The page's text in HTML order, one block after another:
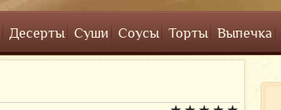
Десерты Суши Соусы Торты Выпечка